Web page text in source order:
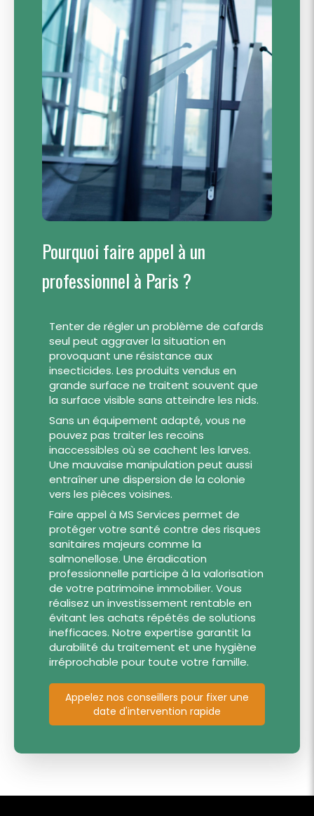
Pourquoi faire appel à un
professionnel à Paris ?
Tenter de régler un problème de cafards
seul peut aggraver la situation en
provoquant une résistance aux
insecticides. Les produits vendus en
grande surface ne traitent souvent que
la surface visible sans atteindre les nids.
Sans un équipement adapté, vous ne
pouvez pas traiter les recoins
inaccessibles où se cachent les larves.
Une mauvaise manipulation peut aussi
entraîner une dispersion de la colonie
vers les pièces voisines.
Faire appel à MS Services permet de
protéger votre santé contre des risques
sanitaires majeurs comme la
salmonellose. Une éradication
professionnelle participe à la valorisation
de votre patrimoine immobilier. Vous
réalisez un investissement rentable en
évitant les achats répétés de solutions
inefficaces. Notre expertise garantit la
durabilité du traitement et une hygiène
irréprochable pour toute votre famille.
Appelez nos conseillers pour fixer une
date d'intervention rapide